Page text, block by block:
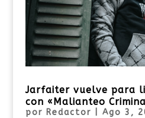
Jarfaiter vuelve para
con «Malianteo
por Redactor Ago 3,